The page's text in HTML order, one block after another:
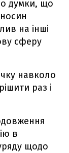
думки, що
на інші
сферу
навколо
раз і
в
щодо